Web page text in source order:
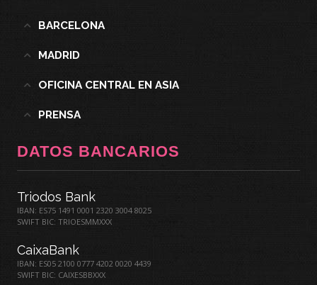
BARCELONA
MADRID
OFICINA CENTRAL EN ASIA
PRENSA
DATOS BANCARIOS
Triodos Bank
IBAN: ES75 1491 0001 2320 3004 8025
SWIFT BIC: TRIOESMMXXX
CaixaBank
IBAN: ES05 2100 0777 4202 0020 4439
SWIFT BIC: CAIXESBBXXX